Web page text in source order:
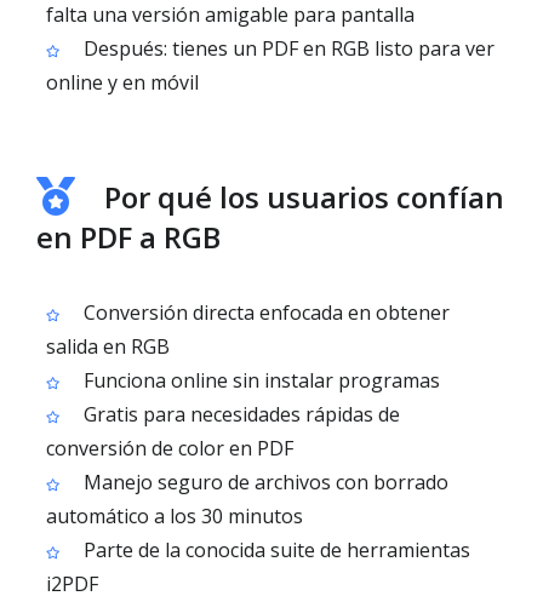
falta una versión amigable para pantalla
Después: tienes un PDF en RGB listo para ver
online y en móvil
Por qué los usuarios confían
en PDF a RGB
Conversión directa enfocada en obtener
salida en RGB
Funciona online sin instalar programas
Gratis para necesidades rápidas de
conversión de color en PDF
Manejo seguro de archivos con borrado
automático a los 30 minutos
Parte de la conocida suite de herramientas
i2PDF